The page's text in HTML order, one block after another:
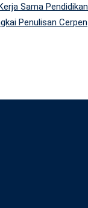
Sama Pendidikan
Penulisan Cerpen